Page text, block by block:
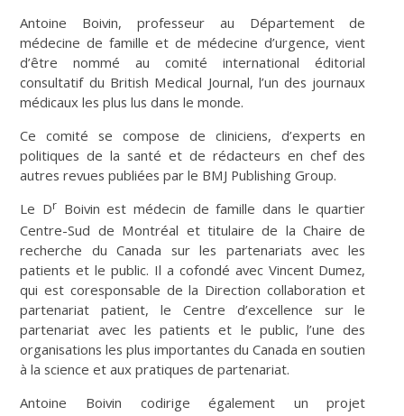
Antoine Boivin, professeur au Département de
médecine de famille et de médecine d’urgence, vient
d’être nommé au comité international éditorial
consultatif du British Medical Journal, l’un des journaux
médicaux les plus lus dans le monde.
Ce comité se compose de cliniciens, d’experts en
politiques de la santé et de rédacteurs en chef des
autres revues publiées par le BMJ Publishing Group.
Le Dr Boivin est médecin de famille dans le quartier
Centre-Sud de Montréal et titulaire de la Chaire de
recherche du Canada sur les partenariats avec les
patients et le public. Il a cofondé avec Vincent Dumez,
qui est coresponsable de la Direction collaboration et
partenariat patient, le Centre d’excellence sur le
partenariat avec les patients et le public, l’une des
organisations les plus importantes du Canada en soutien
à la science et aux pratiques de partenariat.
Antoine Boivin codirige également un projet